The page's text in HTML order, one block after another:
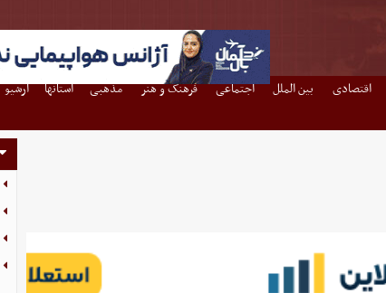
اقتصادی بین الملل اجتماعی فرهنگ و هنر مذهبی استانها آرشیو